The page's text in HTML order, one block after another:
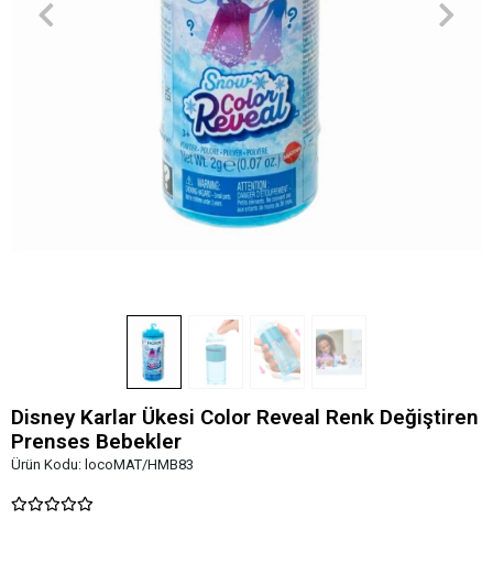
Disney Karlar Ükesi Color Reveal Renk Değiştiren
Prenses Bebekler
Ürün Kodu: locoMAT/HMB83